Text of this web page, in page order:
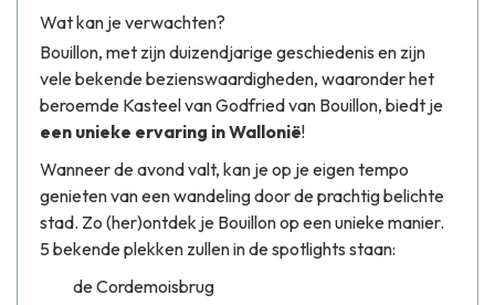
Wat kan je verwachten?
Bouillon, met zijn duizendjarige geschiedenis en zijn
vele bekende bezienswaardigheden, waaronder het
beroemde Kasteel van Godfried van Bouillon, biedt je
een unieke ervaring in Wallonië!
Wanneer de avond valt, kan je op je eigen tempo
genieten van een wandeling door de prachtig belichte
stad. Zo (her)ontdek je Bouillon op een unieke manier.
5 bekende plekken zullen in de spotlights staan:
de Cordemoisbrug